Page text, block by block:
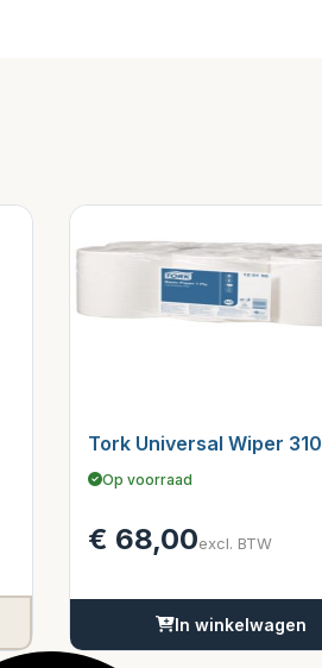
Tork Universal Wiper 310
Op voorraad
€ 68,00excl. BTW
In winkelwagen